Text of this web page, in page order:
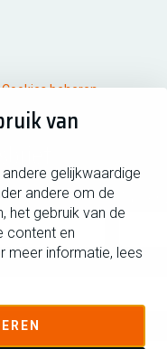
van
gelijkwaardige
andere om de
het gebruik van de
content en
meer informatie, lees
iso/iec 27001
Cookies beheren